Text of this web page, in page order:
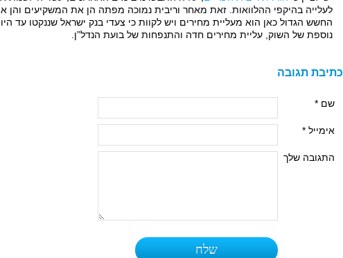
לעלייה בהיקפי ההלוואות. זאת מאחר וריבית נמוכה מפתה הן את המשקיעים והן
החשש הגדול כאן הוא מעליית מחירים ויש לקוות כי צעדי בנק ישראל שננקטו עד
נוספת של השוק, עליית מחירים חדה והתנפחות של בועת הנדל”ן.
כתיבת תגובה
שם *
אימייל *
התגובה שלך